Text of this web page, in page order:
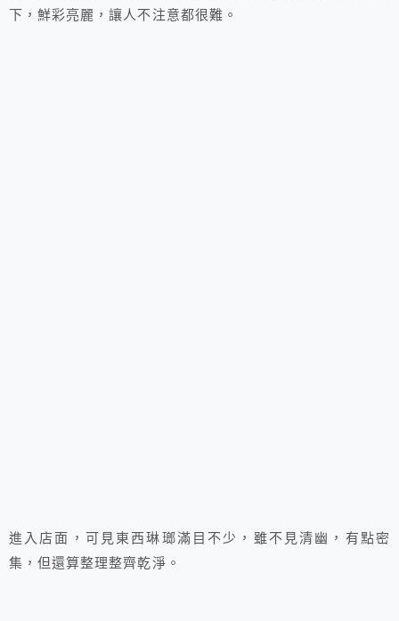
下，鮮彩亮麗，讓人不注意都很難。
進入店面，可見東西琳瑯滿目不少，雖不見清幽，有點密
集，但還算整理整齊乾淨。